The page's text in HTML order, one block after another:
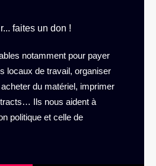
faites un don !
notamment pour payer
locaux de travail, organiser
du matériel, imprimer
Ils nous aident à
politique et celle de